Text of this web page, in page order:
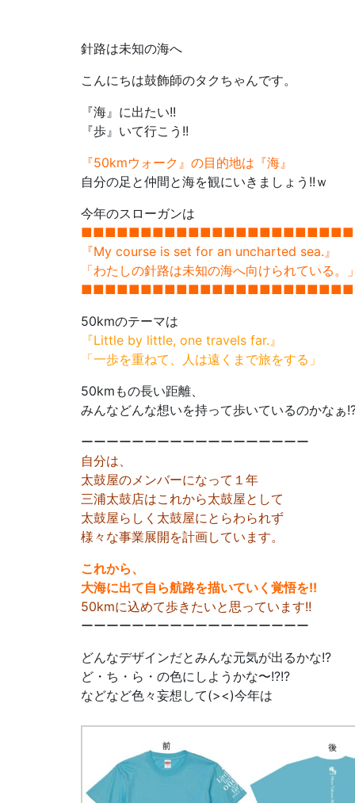
針路は未知の海へ
こんにちは鼓飾師のタクちゃんです。
『海』に出たい!!
『歩』いて行こう!!
『50kmウォーク』の目的地は『海』
自分の足と仲間と海を観にいきましょう!!ｗ
今年のスローガンは
『My course is set for an uncharted sea.』
「わたしの針路は未知の海へ向けられている。
50kmのテーマは
『Little by little, one travels far.』
「一歩を重ねて、人は遠くまで旅をする」
50kmもの長い距離、
みんなどんな想いを持って歩いているのかなぁ
ーーーーーーーーーーーーーーーーーー
自分は、
太鼓屋のメンバーになって１年
三浦太鼓店はこれから太鼓屋として
太鼓屋らしく太鼓屋にとらわられず
様々な事業展開を計画しています。
これから、
大海に出て自ら航路を描いていく覚悟を!!
50kmに込めて歩きたいと思っています!!
ーーーーーーーーーーーーーーーーーー
どんなデザインだとみんな元気が出るかな!?
ど・ち・ら・の色にしようかな〜!?!?
などなど色々妄想して(><)今年は